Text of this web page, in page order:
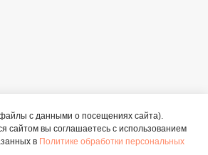
с данными о посещениях сайта).
сайтом вы соглашаетесь с использованием
в Политике обработки персональных